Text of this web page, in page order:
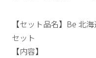
【セット品名】Be 北
セット
【内容】